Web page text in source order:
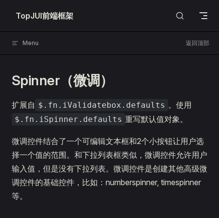
Skip to content
TopJUI前端框架
Menu 返回顶部
Spinner（微调）
扩展自 $.fn.iValidatebox.defaults 。使用
$.fn.iSpinner.defaults 重写默认值对象。
微调控件结合了一个可编辑文本框和2个小按钮让用户选
择一个值的范围。和下拉列表框类似，微调控件允许用户
输入值，但是没有下拉列表。微调控件是创建其他高级微
调控件的基础控件，比如：numberspinner, timespinner
等。